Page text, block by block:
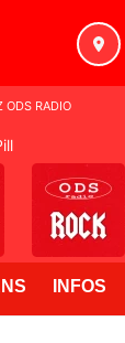
INFOS
ODS RADIO